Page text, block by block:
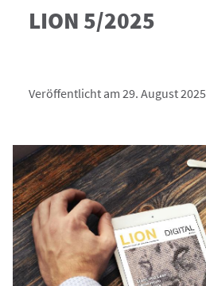
LION 5/2025
Veröffentlicht am 29. August 2025